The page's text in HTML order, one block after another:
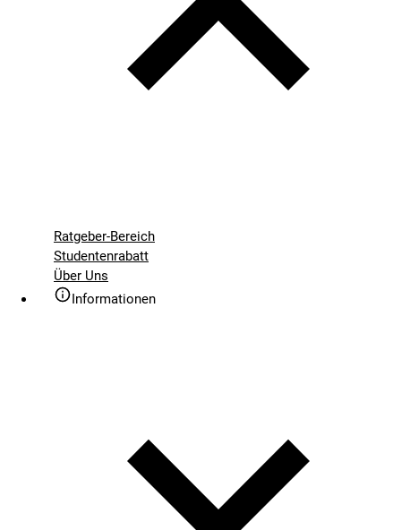
Ratgeber-Bereich
Studentenrabatt
Über Uns
Informationen